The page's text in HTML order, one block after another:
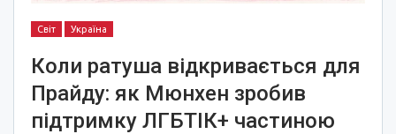
Світ Україна
Коли ратуша відкривається для
Прайду: як Мюнхен зробив
підтримку ЛГБТІК+ частиною